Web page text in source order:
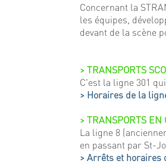
Concernant la
les équipes,
devant de la scène
> TRANSPORTS
C'est la ligne 301
> Horaires de la
> TRANSPORTS EN
La ligne 8
en passant par St-
> Arrêts et horaires